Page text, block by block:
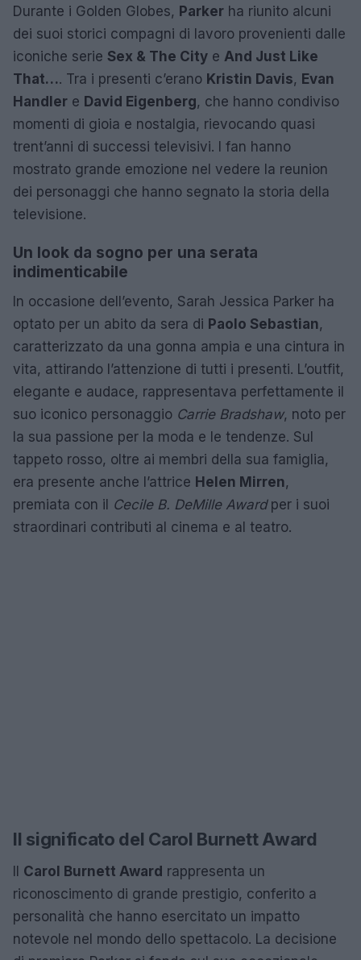
Durante i Golden Globes, Parker ha riunito alcuni
dei suoi storici compagni di lavoro provenienti dalle
iconiche serie Sex & The City e And Just Like
That…. Tra i presenti c’erano Kristin Davis, Evan
Handler e David Eigenberg, che hanno condiviso
momenti di gioia e nostalgia, rievocando quasi
trent’anni di successi televisivi. I fan hanno
mostrato grande emozione nel vedere la reunion
dei personaggi che hanno segnato la storia della
televisione.
Un look da sogno per una serata
indimenticabile
In occasione dell’evento, Sarah Jessica Parker ha
optato per un abito da sera di Paolo Sebastian,
caratterizzato da una gonna ampia e una cintura in
vita, attirando l’attenzione di tutti i presenti. L’outfit,
elegante e audace, rappresentava perfettamente il
suo iconico personaggio Carrie Bradshaw, noto per
la sua passione per la moda e le tendenze. Sul
tappeto rosso, oltre ai membri della sua famiglia,
era presente anche l’attrice Helen Mirren,
premiata con il Cecile B. DeMille Awardper i suoi
straordinari contributi al cinema e al teatro.
Il significato del Carol Burnett Award
Il Carol Burnett Award rappresenta un
riconoscimento di grande prestigio, conferito a
personalità che hanno esercitato un impatto
notevole nel mondo dello spettacolo. La decisione